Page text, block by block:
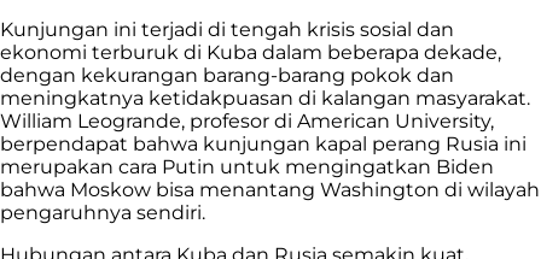
Kunjungan ini terjadi di tengah krisis sosial dan
ekonomi terburuk di Kuba dalam beberapa dekade,
dengan kekurangan barang-barang pokok dan
meningkatnya ketidakpuasan di kalangan masyarakat.
William Leogrande, profesor di American University,
berpendapat bahwa kunjungan kapal perang Rusia ini
merupakan cara Putin untuk mengingatkan Biden
bahwa Moskow bisa menantang Washington di wilayah
pengaruhnya sendiri.